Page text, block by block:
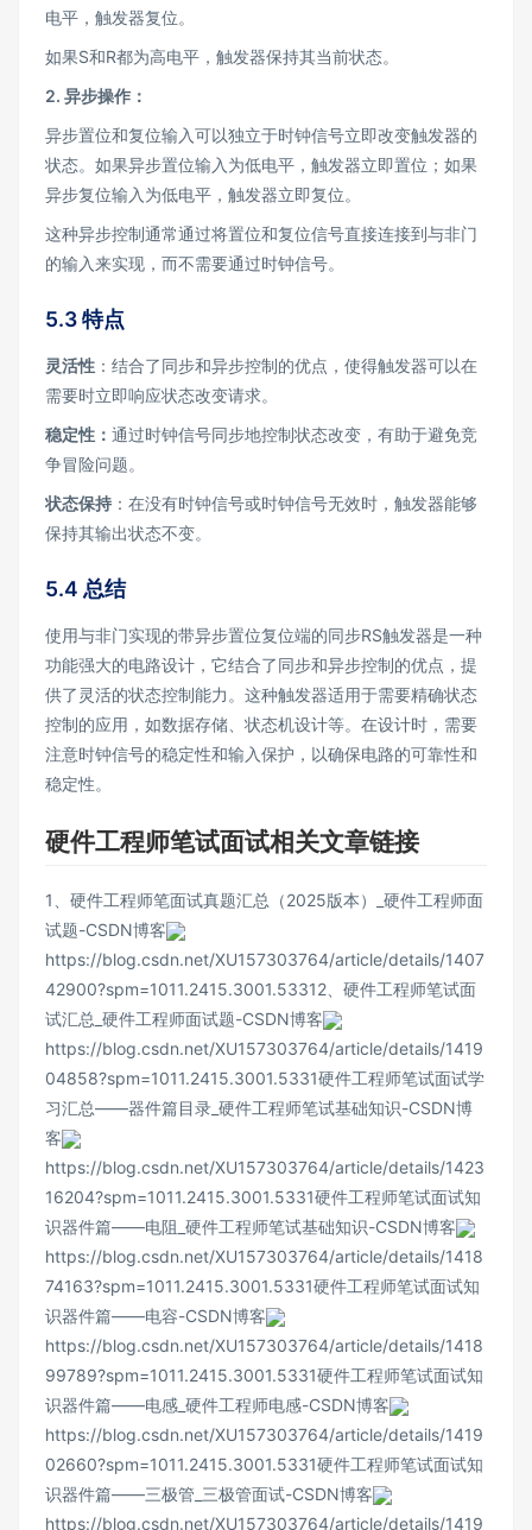
电平，触发器复位。
如果S和R都为高电平，触发器保持其当前状态。
2. 异步操作：
异步置位和复位输入可以独立于时钟信号立即改变触发器的
状态。如果异步置位输入为低电平，触发器立即置位；如果
异步复位输入为低电平，触发器立即复位。
这种异步控制通常通过将置位和复位信号直接连接到与非门
的输入来实现，而不需要通过时钟信号。
5.3 特点
灵活性 ：结合了同步和异步控制的优点，使得触发器可以在
需要时立即响应状态改变请求。
稳定性： 通过时钟信号同步地控制状态改变，有助于避免竞
争冒险问题。
状态保持 ：在没有时钟信号或时钟信号无效时，触发器能够
保持其输出状态不变。
5.4 总结
使用与非门实现的带异步置位复位端的同步RS触发器是一种
功能强大的电路设计，它结合了同步和异步控制的优点，提
供了灵活的状态控制能力。这种触发器适用于需要精确状态
控制的应用，如数据存储、状态机设计等。在设计时，需要
注意时钟信号的稳定性和输入保护，以确保电路的可靠性和
稳定性。
硬件工程师笔试面试相关文章链接
1、硬件工程师笔面试真题汇总（2025版本）_硬件工程师面
试题-CSDN博客
https://blog.csdn.net/XU157303764/article/details/1407
42900?spm=1011.2415.3001.53312、硬件工程师笔试面
试汇总_硬件工程师面试题-CSDN博客
https://blog.csdn.net/XU157303764/article/details/1419
04858?spm=1011.2415.3001.5331硬件工程师笔试面试学
习汇总——器件篇目录_硬件工程师笔试基础知识-CSDN博
客
https://blog.csdn.net/XU157303764/article/details/1423
16204?spm=1011.2415.3001.5331硬件工程师笔试面试知
识器件篇——电阻_硬件工程师笔试基础知识-CSDN博客
https://blog.csdn.net/XU157303764/article/details/1418
74163?spm=1011.2415.3001.5331硬件工程师笔试面试知
识器件篇——电容-CSDN博客
https://blog.csdn.net/XU157303764/article/details/1418
99789?spm=1011.2415.3001.5331硬件工程师笔试面试知
识器件篇——电感_硬件工程师电感-CSDN博客
https://blog.csdn.net/XU157303764/article/details/1419
02660?spm=1011.2415.3001.5331硬件工程师笔试面试知
识器件篇——三极管_三极管面试-CSDN博客
https://blog.csdn.net/XU157303764/article/details/1419